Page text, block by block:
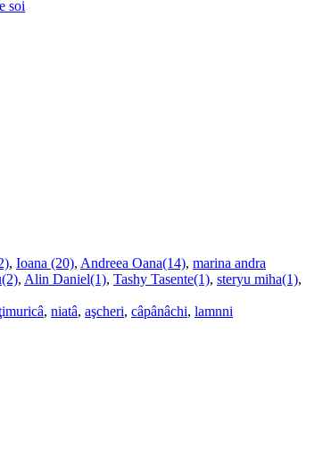
soi
, Ioana (20), Andreea Oana(14), marina andra
, Alin Daniel(1), Tashy Tasente(1), steryu miha(1),
, niatâ, aşcheri, câpânâchi, lamnni